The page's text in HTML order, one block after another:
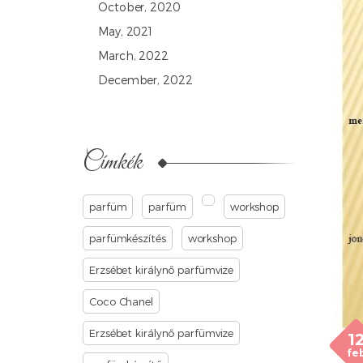
October, 2020
May, 2021
March, 2022
December, 2022
Címkék
parfüm parfüm workshop
parfümkészítés workshop
Erzsébet királynő parfümvize
Coco Chanel
Erzsébet királynő parfümvize